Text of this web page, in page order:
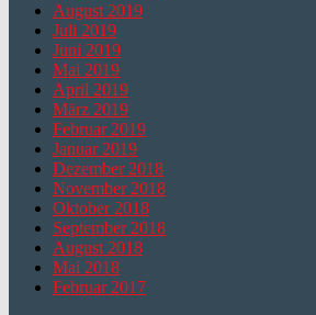
August 2019
Juli 2019
Juni 2019
Mai 2019
April 2019
März 2019
Februar 2019
Januar 2019
Dezember 2018
November 2018
Oktober 2018
September 2018
August 2018
Mai 2018
Februar 2017